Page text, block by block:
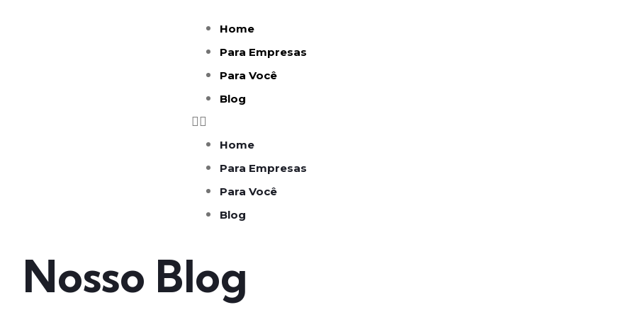
Home
Para Empresas
Para Você
Blog
Home
Para Empresas
Para Você
Blog
Nosso Blog